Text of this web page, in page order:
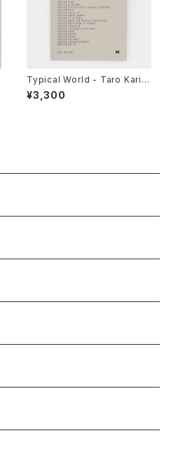
Typical World - Taro Karib
e
¥3,300